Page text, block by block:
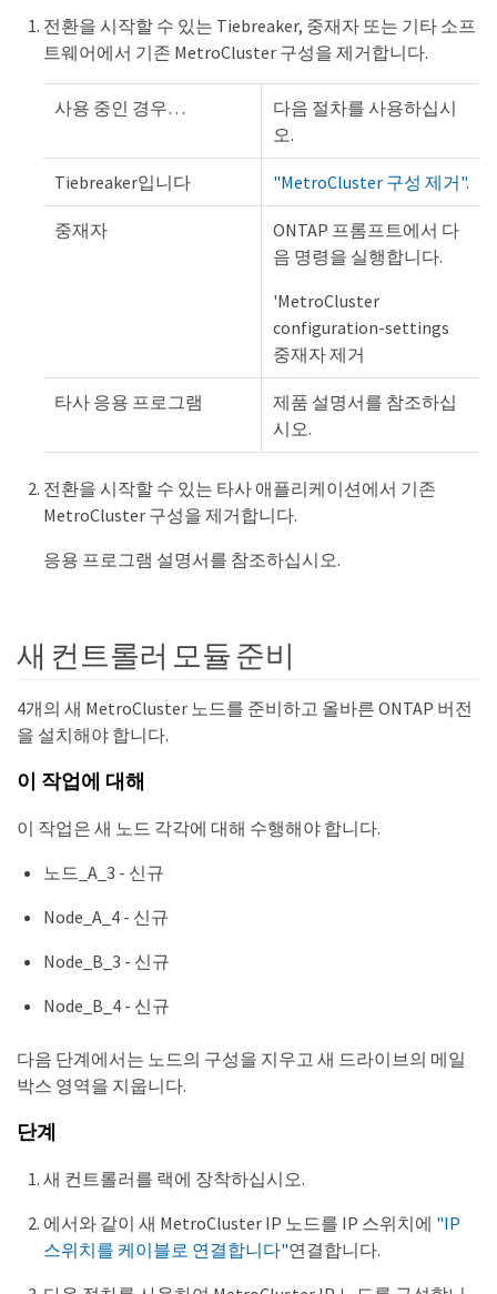
전환을 시작할 수 있는 Tiebreaker, 중재자 또는 기타 소프
트웨어에서 기존 MetroCluster 구성을 제거합니다.
사용 중인 경우…​
다음 절차를 사용하십시
오.
Tiebreaker입니다 "MetroCluster 구성 제거".
중재자
ONTAP 프롬프트에서 다
음 명령을 실행합니다.
'MetroCluster
configuration-settings
중재자 제거
타사 응용 프로그램
제품 설명서를 참조하십
시오.
전환을 시작할 수 있는 타사 애플리케이션에서 기존
MetroCluster 구성을 제거합니다.
응용 프로그램 설명서를 참조하십시오.
새 컨트롤러 모듈 준비
4개의 새 MetroCluster 노드를 준비하고 올바른 ONTAP 버전
을 설치해야 합니다.
이 작업에 대해
이 작업은 새 노드 각각에 대해 수행해야 합니다.
노드_A_3 - 신규
Node_A_4 - 신규
Node_B_3 - 신규
Node_B_4 - 신규
다음 단계에서는 노드의 구성을 지우고 새 드라이브의 메일
박스 영역을 지웁니다.
단계
새 컨트롤러를 랙에 장착하십시오.
에서와 같이 새 MetroCluster IP 노드를 IP 스위치에 "IP
스위치를 케이블로 연결합니다"연결합니다.